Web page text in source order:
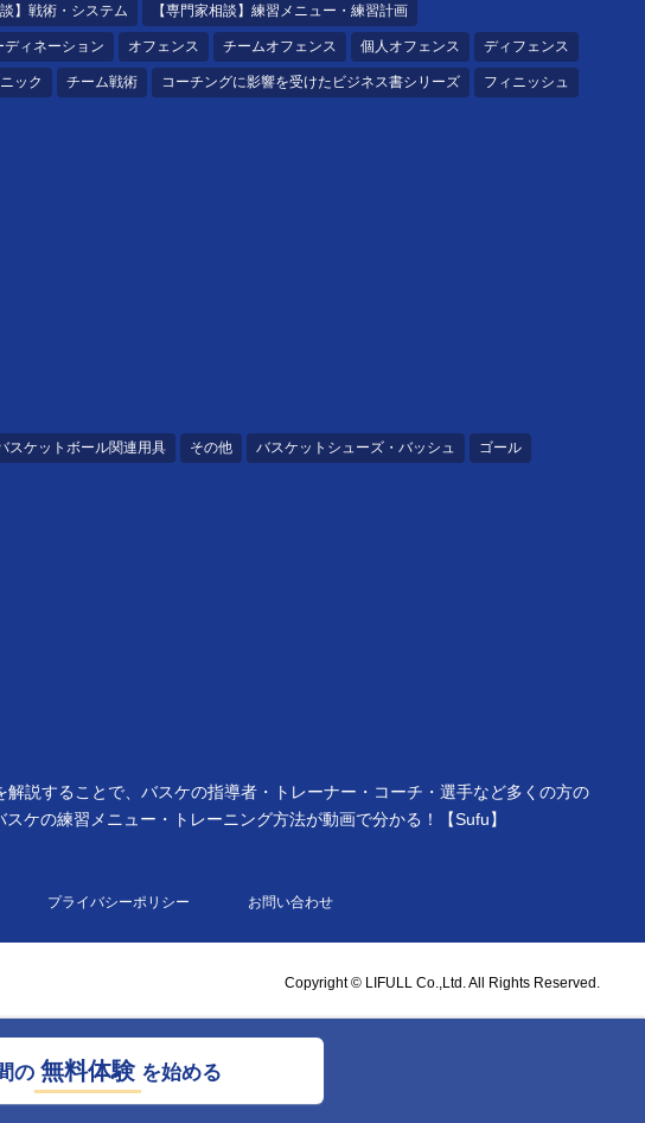
談】戦術・システム 【専門家相談】練習メニュー・練習計画
ディネーション オフェンス チームオフェンス 個人オフェンス ディフェンス
ック チーム戦術 コーチングに影響を受けたビジネス書シリーズ フィニッシュ
スケットボール関連用具 その他 バスケットシューズ・バッシュ ゴール
の 無料体験 を始める
説することで、バスケの指導者・トレーナー・コーチ・選手など多くの方の
ケの練習メニュー・トレーニング方法が動画で分かる！【Sufu】
プライバシーポリシー お問い合わせ
Copyright © LIFULL Co.,Ltd. All Rights Reserved.